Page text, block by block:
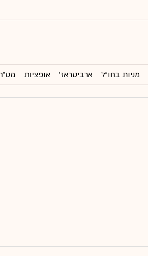
מניות בחו"ל ארביטראז' אופציות